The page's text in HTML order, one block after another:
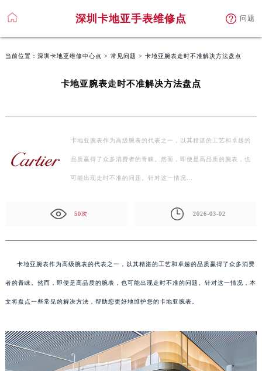
深圳卡地亚手表维修点 问题
当前位置： 深圳卡地亚维修中心点 > 常见问题 > 卡地亚腕表走时不准解决方法盘点
卡地亚腕表走时不准解决方法盘点
卡地亚腕表作为高级腕表的代表之一，以其精湛的工艺和卓越的
品质赢得了众多消费者的青睐。然而，即便是高品质的腕表，也
可能出现走时不准的问题。针对这一情况…
50次 2026-03-02
卡地亚腕表作为高级腕表的代表之一，以其精湛的工艺和卓越的品质赢得了众多消费
者的青睐。然而，即便是高品质的腕表，也可能出现走时不准的问题。针对这一情况，本
文将盘点一些常见的解决方法，帮助您更好地维护您的卡地亚腕表。